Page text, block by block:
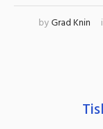
byGrad Knin